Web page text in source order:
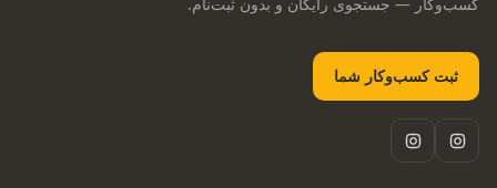
ثبت کسب‌وکار شما